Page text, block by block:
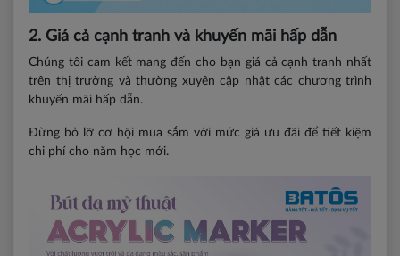
2. Giá cả cạnh tranh và khuyến mãi hấp dẫn
Chúng tôi cam kết mang đến cho bạn giá cả cạnh tranh nhất
trên thị trường và thường xuyên cập nhật các chương trình
khuyến mãi hấp dẫn.
Đừng bỏ lỡ cơ hội mua sắm với mức giá ưu đãi để tiết kiệm
chi phí cho năm học mới.